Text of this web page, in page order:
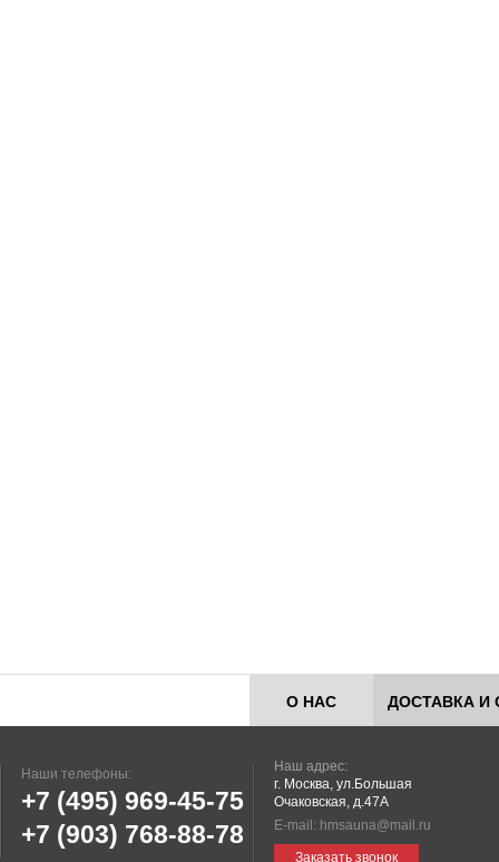
О НАС ДОСТАВКА И
Наши телефоны:
+7 (495) 969-45-75
+7 (903) 768-88-78
Наш адрес:
г. Москва, ул.Большая
Очаковская, д.47А
E-mail: hmsauna@mail.ru
Заказать звонок